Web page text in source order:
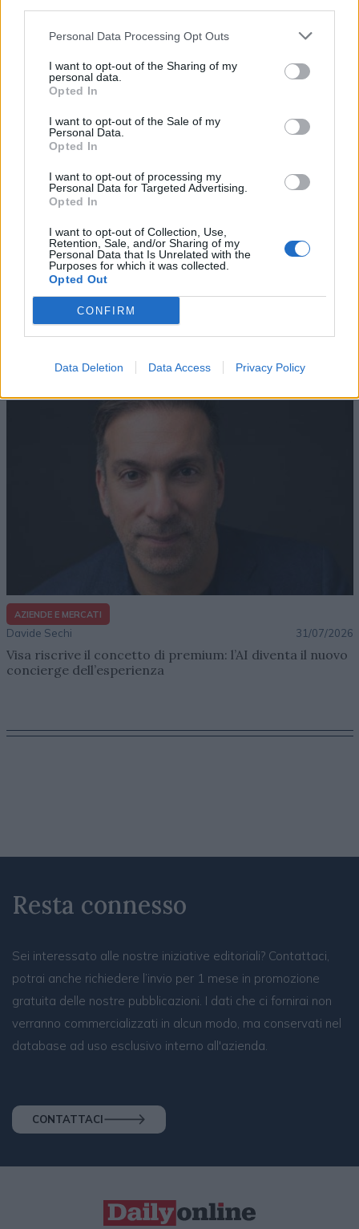
Personal Data Processing Opt Outs
I want to opt-out of the Sharing of my
personal data.
Opted In
I want to opt-out of the Sale of my
Personal Data.
Opted In
I want to opt-out of processing my
Personal Data for Targeted Advertising.
Opted In
I want to opt-out of Collection, Use,
Retention, Sale, and/or Sharing of my
Personal Data that Is Unrelated with the
Purposes for which it was collected.
Opted Out
CONFIRM
Data Deletion Data Access Privacy Policy
Altri articoli che potrebbero piacerti
AZIENDE E MERCATI
Dal lusso circolare all’intelligenza artificiale: come
impresa e musica
AZIENDE E MERCATI
Davide Sechi 31/07/2026
Visa riscrive il concetto di premium: l’AI diventa il nuovo
concierge dell’esperienza
Resta connesso
Sei interessato alle nostre iniziative editoriali? Contattaci,
potrai anche richiedere l’invio per 1 mese in promozione
gratuita delle nostre pubblicazioni. I dati che ci fornirai non
verranno commercializzati in alcun modo, ma conservati nel
database ad uso esclusivo interno all'azienda.
CONTATTACI